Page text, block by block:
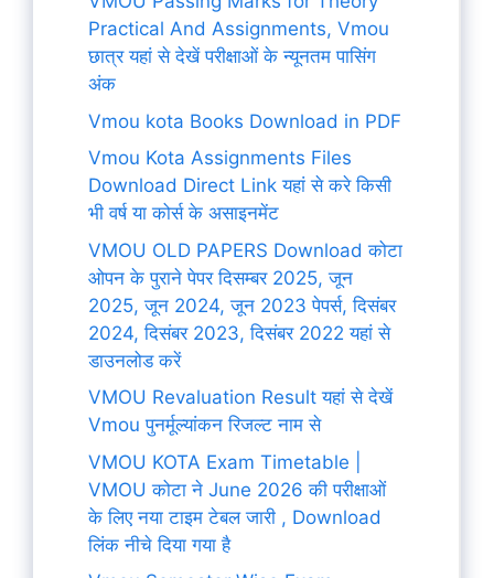
Practical And Assignments, Vmou
छात्र यहां से देखें परीक्षाओं के न्यूनतम पासिंग
अंक
Vmou kota Books Download in PDF
Vmou Kota Assignments Files
Download Direct Link यहां से करे किसी
भी वर्ष या कोर्स के असाइनमेंट
VMOU OLD PAPERS Download कोटा
ओपन के पुराने पेपर दिसम्बर 2025, जून
2025, जून 2024, जून 2023 पेपर्स, दिसंबर
2024, दिसंबर 2023, दिसंबर 2022 यहां से
डाउनलोड करें
VMOU Revaluation Result यहां से देखें
Vmou पुनर्मूल्यांकन रिजल्ट नाम से
VMOU KOTA Exam Timetable |
VMOU कोटा ने June 2026 की परीक्षाओं
के लिए नया टाइम टेबल जारी , Download
लिंक नीचे दिया गया है